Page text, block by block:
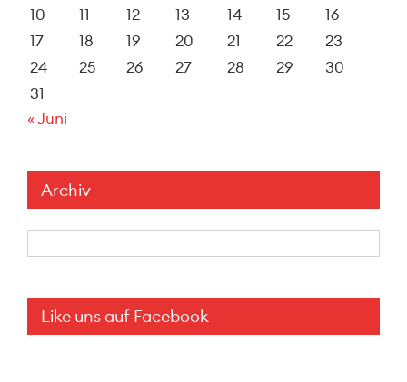
10
11 12 13 14 15
16
17
18 19 20 21 22
23
24
25 26 27 28 29
30
31
« Juni
Archiv
Like uns auf Facebook